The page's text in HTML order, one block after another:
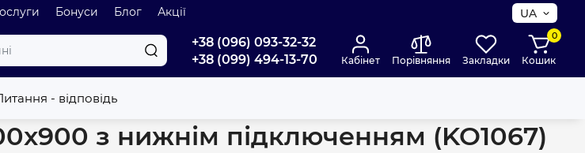
Бонуси Блог Акції UA
+38 (096) 093-32-32
+38 (099) 494-13-70
Кабінет Порівняння Закладки
0
Кошик
- відповідь
з нижнім підключенням (KO1067)
з нижнім підключенням (KO1067)